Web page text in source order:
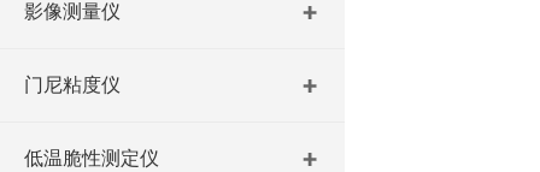
影像测量仪
门尼粘度仪
低温脆性测定仪